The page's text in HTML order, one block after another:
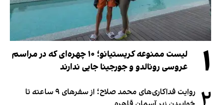
۱
لیست ممنوعه کریستیانو؛ ۱۰ چهره‌ای که در مراسم
عروسی رونالدو و جورجینا جایی ندارند
روایت فداکاری‌های محمد صلاح؛ از سفرهای ۹ ساعته تا